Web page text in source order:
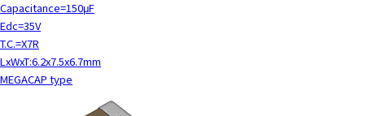
Capacitance=150μF
Edc=35V
T.C.=X7R
LxWxT:6.2x7.5x6.7mm
MEGACAP type